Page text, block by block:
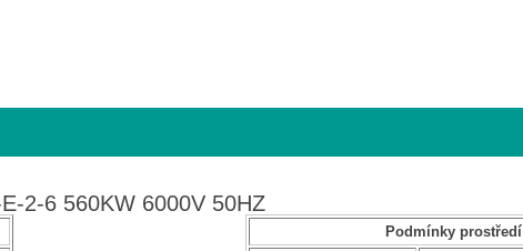
2-6 560KW 6000V 50HZ
Podmínky prostředí